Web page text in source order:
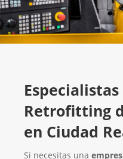
Retrofitting
en Ciudad
Si necesitas una